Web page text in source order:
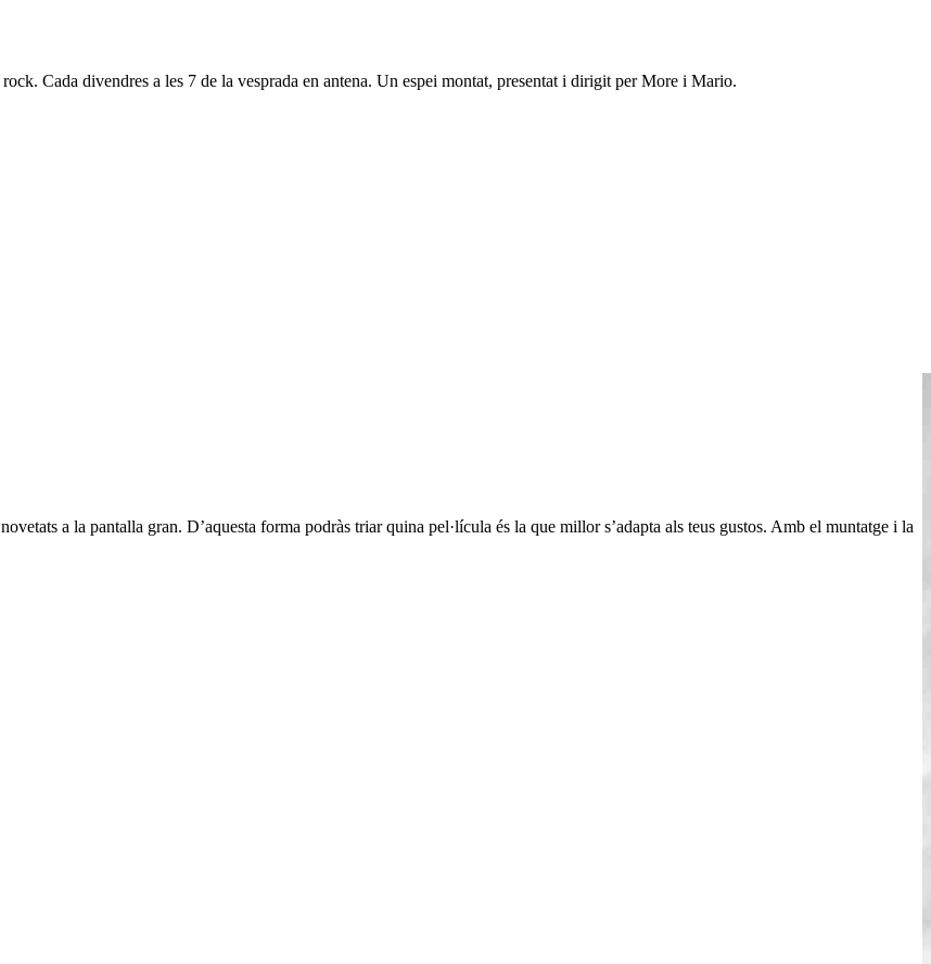
Cada divendres a les 7 de la vesprada en antena. Un espei montat, presentat i dirigit per More i Mario.
a la pantalla gran. D’aquesta forma podràs triar quina pel·lícula és la que millor s’adapta als teus gustos. Amb el muntatge i la